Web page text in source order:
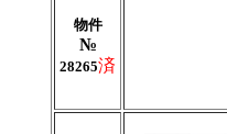
物件
№
28265済